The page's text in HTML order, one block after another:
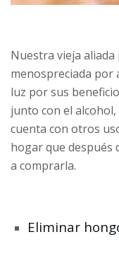
Nuestra vieja aliada
menospreciada por
luz por sus
junto con el
cuenta con otros
hogar que después
a comprarla.
Eliminar